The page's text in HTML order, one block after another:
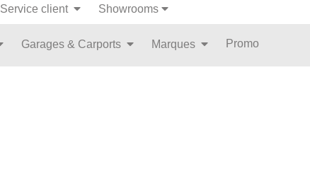
Service client Showrooms
Garages & Carports Marques Promo